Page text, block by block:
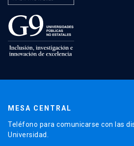
MESA CENTRAL
Teléfono para comunicarse con las
Universidad.